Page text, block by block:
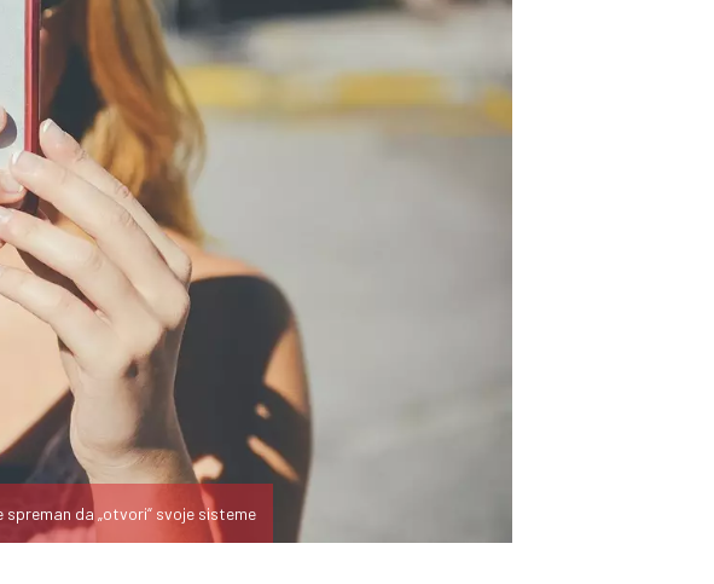
da „otvori“ svoje sisteme